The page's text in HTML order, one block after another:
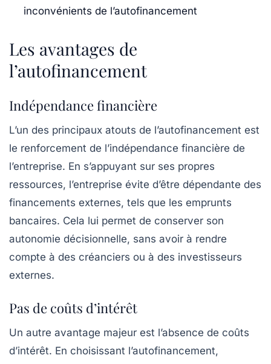
inconvénients de l’autofinancement
Les avantages de
l’autofinancement
Indépendance financière
L’un des principaux atouts de l’autofinancement est
le renforcement de l’indépendance financière de
l’entreprise. En s’appuyant sur ses propres
ressources, l’entreprise évite d’être dépendante des
financements externes, tels que les emprunts
bancaires. Cela lui permet de conserver son
autonomie décisionnelle, sans avoir à rendre
compte à des créanciers ou à des investisseurs
externes.
Pas de coûts d’intérêt
Un autre avantage majeur est l’absence de coûts
d’intérêt. En choisissant l’autofinancement,